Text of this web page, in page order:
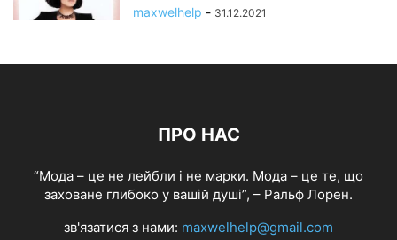
maxwelhelp - 31.12.2021
ПРО НАС
“Мода – це не лейбли і не марки. Мода – це те, що
заховане глибоко у вашій душі”, – Ральф Лорен.
зв'язатися з нами: maxwelhelp@gmail.com